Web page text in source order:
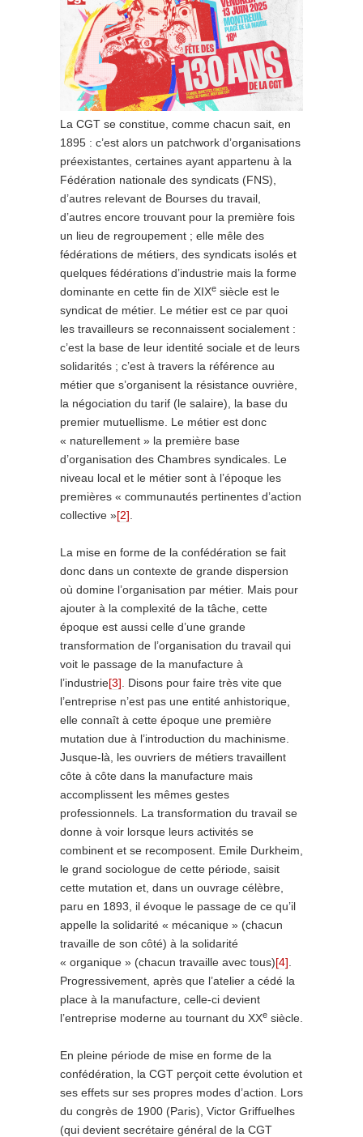
La CGT se constitue, comme chacun sait, en
1895 : c’est alors un patchwork d’organisations
préexistantes, certaines ayant appartenu à la
Fédération nationale des syndicats (FNS),
d’autres relevant de Bourses du travail,
d’autres encore trouvant pour la première fois
un lieu de regroupement ; elle mêle des
fédérations de métiers, des syndicats isolés et
quelques fédérations d’industrie mais la forme
dominante en cette fin de XIXe siècle est le
syndicat de métier. Le métier est ce par quoi
les travailleurs se reconnaissent socialement :
c’est la base de leur identité sociale et de leurs
solidarités ; c’est à travers la référence au
métier que s’organisent la résistance ouvrière,
la négociation du tarif (le salaire), la base du
premier mutuellisme. Le métier est donc
« naturellement » la première base
d’organisation des Chambres syndicales. Le
niveau local et le métier sont à l’époque les
premières « communautés pertinentes d’action
collective »[2]
La mise en forme de la confédération se fait
donc dans un contexte de grande dispersion
où domine l’organisation par métier. Mais pour
ajouter à la complexité de la tâche, cette
époque est aussi celle d’une grande
transformation de l’organisation du travail qui
voit le passage de la manufacture à
l’industrie[3] . Disons pour faire très vite que
l’entreprise n’est pas une entité anhistorique,
elle connaît à cette époque une première
mutation due à l’introduction du machinisme.
Jusque-là, les ouvriers de métiers travaillent
côte à côte dans la manufacture mais
accomplissent les mêmes gestes
professionnels. La transformation du travail se
donne à voir lorsque leurs activités se
combinent et se recomposent. Emile Durkheim,
le grand sociologue de cette période, saisit
cette mutation et, dans un ouvrage célèbre,
paru en 1893, il évoque le passage de ce qu’il
appelle la solidarité « mécanique » (chacun
travaille de son côté) à la solidarité
« organique » (chacun travaille avec tous)[4]
Progressivement, après que l’atelier a cédé la
place à la manufacture, celle-ci devient
l’entreprise moderne au tournant du XXe siècle.
En pleine période de mise en forme de la
confédération, la CGT perçoit cette évolution et
ses effets sur ses propres modes d’action. Lors
du congrès de 1900 (Paris), Victor Griffuelhes
(qui devient secrétaire général de la CGT